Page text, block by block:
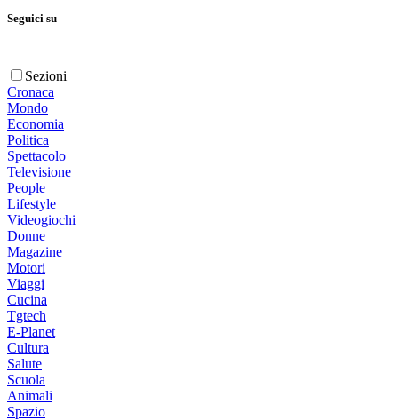
Seguici su
Sezioni
Cronaca
Mondo
Economia
Politica
Spettacolo
Televisione
People
Lifestyle
Videogiochi
Donne
Magazine
Motori
Viaggi
Cucina
Tgtech
E-Planet
Cultura
Salute
Scuola
Animali
Spazio